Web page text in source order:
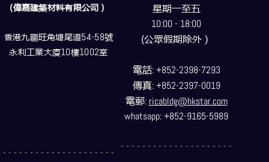
(偉嘉建築材料有限公司）
香港九龍旺角塘尾道54-58號
永利工業大廈10樓1002室
- - - - - - - - - - - - - - - - - - - - -
星期一至五
10:00 - 18:00
(公眾假期除外）
電話: +852-2398-7293
傳真: +852-2397-0019
電郵: ricabldg@hkstar.com
whatsapp: +852-9165-5989
- - - - - - - - - - - - - - - - - - - - -